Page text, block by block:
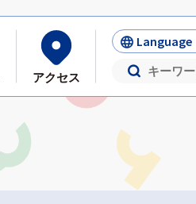
アクセス
Language